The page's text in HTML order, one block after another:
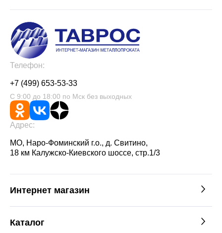
Телефон:
+7 (499) 653-53-33
С 9:00 до 18:00 по Мск без выходных
Адрес:
МО, Наро-Фоминский г.о., д. Свитино,
18 км Калужско-Киевского шоссе, стр.1/3
Интернет магазин
Каталог